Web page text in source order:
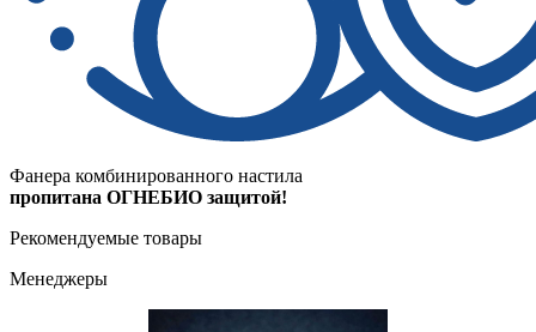
Фанера комбинированного настила
пропитана ОГНЕБИО защитой!
Рекомендуемые товары
Менеджеры